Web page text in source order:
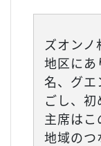
ズオン
地区にあ
名、グエ
ごし、初
主席は
地域のつ